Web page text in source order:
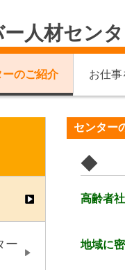
人材セン
ーのご紹介 お仕
センター
◆ セ
高齢者
地域に
ー